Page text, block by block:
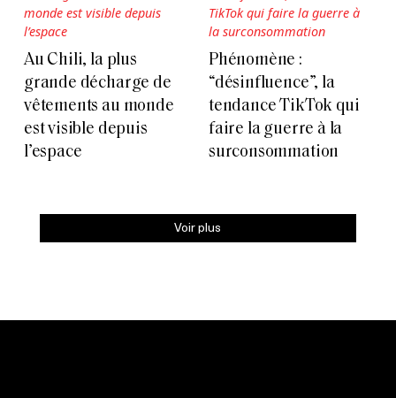
Au Chili, la plus
grande décharge de
vêtements au monde
est visible depuis
l’espace
Phénomène :
“désinfluence”, la
tendance TikTok qui
faire la guerre à la
surconsommation
Voir plus